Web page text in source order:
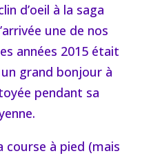
d’oeil à la saga
une de nos
années 2015 était
grand bonjour à
pendant sa
course à pied (mais